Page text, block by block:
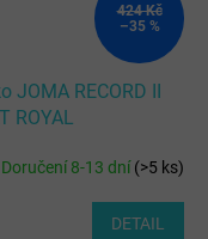
424 Kč
–35 %
RECORD II
ROYAL
8-13 dní(>5 ks)
DETAIL